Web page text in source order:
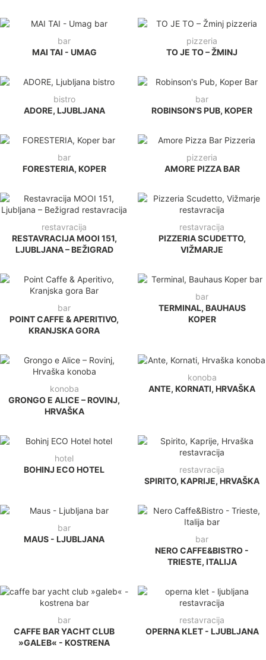
bar
MAI TAI - UMAG
pizzeria
TO JE TO – ŽMINJ
bistro
ADORE, LJUBLJANA
bar
ROBINSON'S PUB, KOPER
bar
FORESTERIA, KOPER
pizzeria
AMORE PIZZA BAR
restavracija
RESTAVRACIJA MOOI 151,
LJUBLJANA – BEŽIGRAD
restavracija
PIZZERIA SCUDETTO,
VIŽMARJE
bar
POINT CAFFE & APERITIVO,
KRANJSKA GORA
bar
TERMINAL, BAUHAUS
KOPER
konoba
GRONGO E ALICE – ROVINJ,
HRVAŠKA
konoba
ANTE, KORNATI, HRVAŠKA
hotel
BOHINJ ECO HOTEL
restavracija
SPIRITO, KAPRIJE, HRVAŠKA
bar
MAUS - LJUBLJANA
bar
NERO CAFFE&BISTRO -
TRIESTE, ITALIJA
bar
CAFFE BAR YACHT CLUB
»GALEB« - KOSTRENA
restavracija
OPERNA KLET - LJUBLJANA